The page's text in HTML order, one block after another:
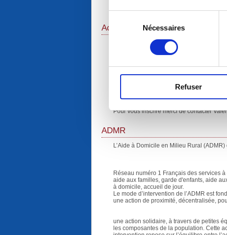
du
consentement
Nécessaires
Refuser
Pour le fonctionnement des activités du
Activité Théâtre
Association Libre En Scéne
Intervenante : Valérie DUPUIS 06 60 48 46
L'activité se passe à la salle de fêtes du
Les Adultes 20h30 – 22h00
Pour vous inscrire merci de contacter
ADMR
L’Aide à Domicile en Milieu Rural
Réseau numéro 1 Français des services
aide aux familles, garde d'enfants, aide
à domicile, accueil de jour.
Le mode d’intervention de l’ADMR est
une action de proximité, décentralisée,
une action solidaire, à travers de petites
les composantes de la population. Cette